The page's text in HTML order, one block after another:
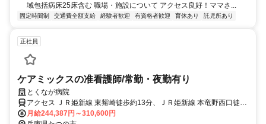
域包括病床25床含む 職場・施設について アクセス良好！ママさ...
固定時間制 交通費全額支給 経験者歓迎 有資格者歓迎 育休あり 託児所あり
正社員
ケアミックスの准看護師/常勤・夜勤有り
とくなが病院
アクセス ＪＲ姫新線 東觜崎徒歩約13分、ＪＲ姫新線 本竜野西口徒歩
約31分、ＪＲ姫新線 播磨新宮南口徒歩約57分
月給244,387円～310,600円